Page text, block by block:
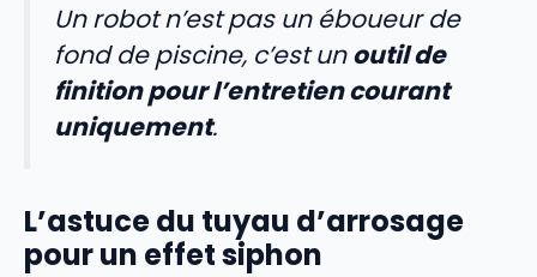
Un robot n’est pas un éboueur de
fond de piscine, c’est unoutil de
finition pour l’entretien courant
uniquement.
L’astuce du tuyau d’arrosage
pour un effet siphon